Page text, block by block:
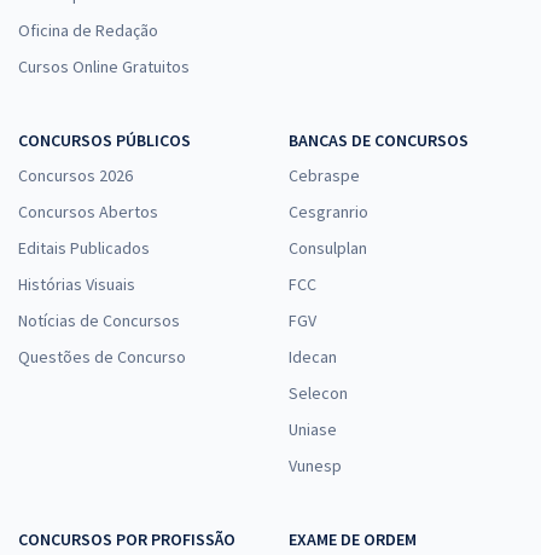
ALERJ - Assembleia Legislativa do Estado do Rio de Janeiro
- Especialista Legislativo Nível III - Administração Geral
R$ 319,84 à vista
R$ 26,65
Comprar
MPU - Administração (Treinamento Intensivo + Sprint Final
Oficina de Redação
Cursos Online Gratuitos
CONCURSOS PÚBLICOS
Concursos 2026
Concursos Abertos
Editais Publicados
Histórias Visuais
Notícias de Concursos
Questões de Concurso
BANCAS DE CONCURSOS
Cebraspe
Cesgranrio
Consulplan
FCC
FGV
Idecan
Selecon
Uniase
Vunesp
CONCURSOS POR PROFISSÃO
EXAME DE ORDEM